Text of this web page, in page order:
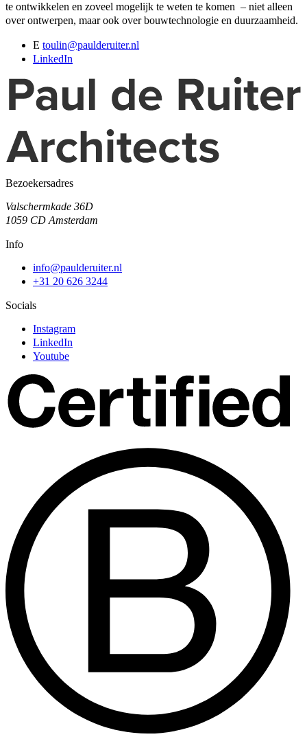
te ontwikkelen en zoveel mogelijk te weten te komen – niet alleen
over ontwerpen, maar ook over bouwtechnologie en duurzaamheid.
E toulin@paulderuiter.nl
LinkedIn
Bezoekersadres
Valschermkade 36D
1059 CD Amsterdam
Info
info@paulderuiter.nl
+31 20 626 3244
Socials
Instagram
LinkedIn
Youtube